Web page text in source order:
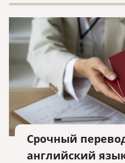
Срочный
английский